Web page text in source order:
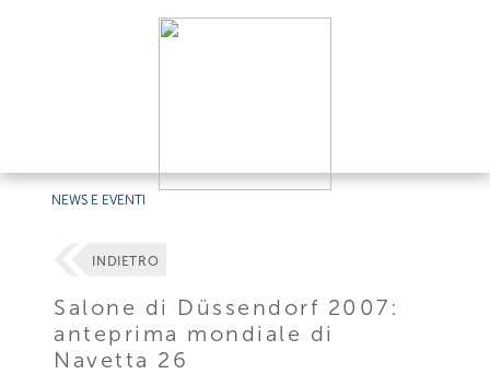
NEWS E EVENTI
INDIETRO
Salone di Düssendorf 2007:
anteprima mondiale di
Navetta 26